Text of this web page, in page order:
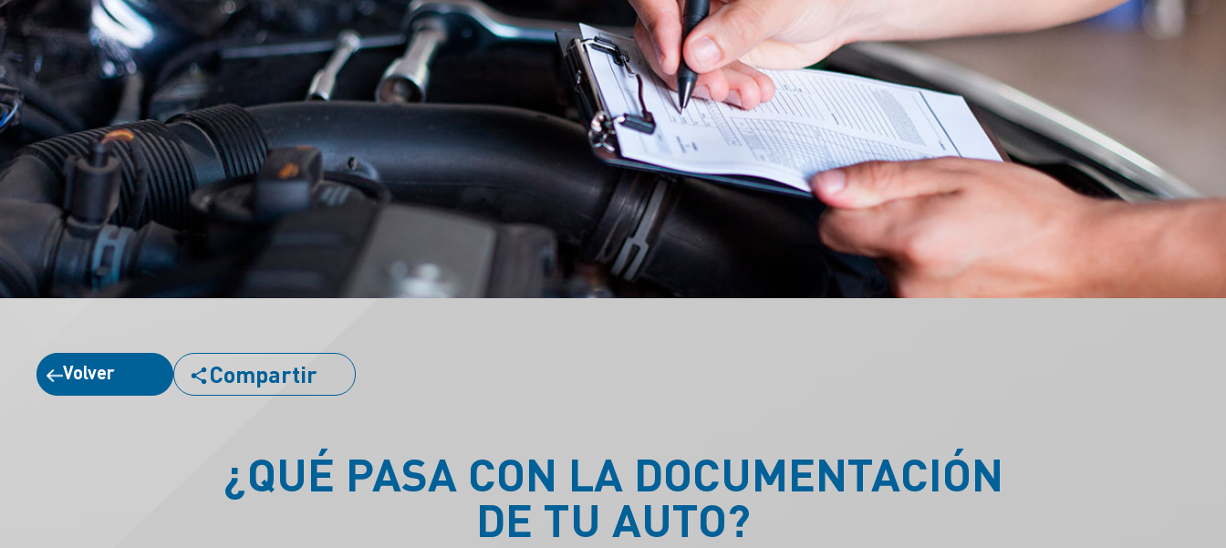
Volver Compartir
¿QUÉ PASA CON LA DOCUMENTACIÓN
DE TU AUTO?